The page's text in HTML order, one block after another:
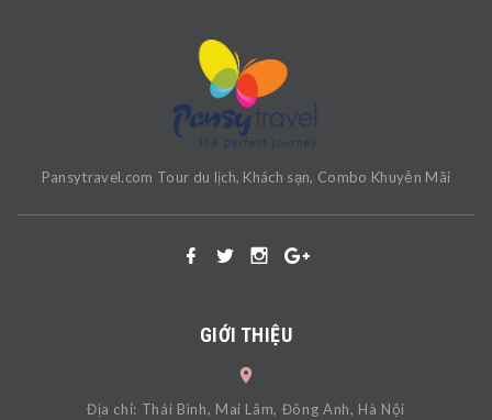
Pansytravel.com Tour du lịch, Khách sạn, Combo Khuyễn Mãi
GIỚI THIỆU
Địa chỉ: Thái Bình, Mai Lâm, Đông Anh, Hà Nội